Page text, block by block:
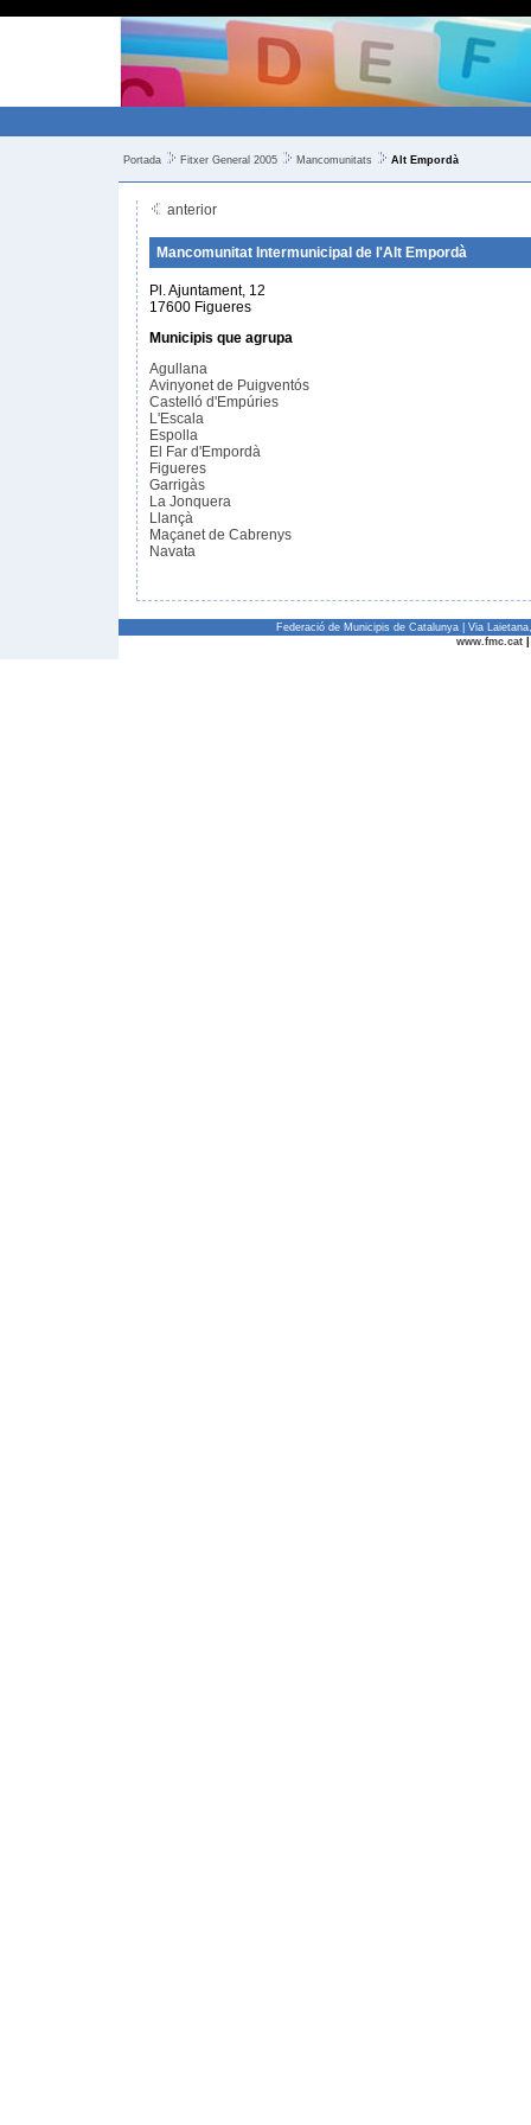
Portada Fitxer General 2005 Mancomunitats Alt Empordà
anterior
Mancomunitat Intermunicipal de l'Alt Empordà
Pl. Ajuntament, 12
17600 Figueres
Municipis que agrupa
Agullana
Avinyonet de Puigventós
Castelló d'Empúries
L'Escala
Espolla
El Far d'Empordà
Figueres
Garrigàs
La Jonquera
Llançà
Maçanet de Cabrenys
Navata
Federació de Municipis de Catalunya | Via
www.fmc.cat